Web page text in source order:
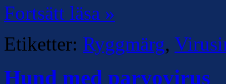
Fortsätt läsa »
Etiketter: Ryggmärg,
Hund med parvovirus